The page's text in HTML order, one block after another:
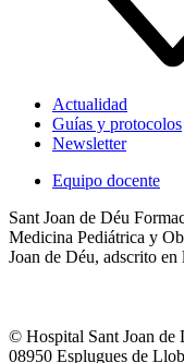
Actualidad
Guías y protocolos
Newsletter
Equipo docente
Sant Joan de Déu
Medicina Pediátrica y
Joan de Déu, adscrito
© Hospital Sant Joan de
08950 Esplugues de